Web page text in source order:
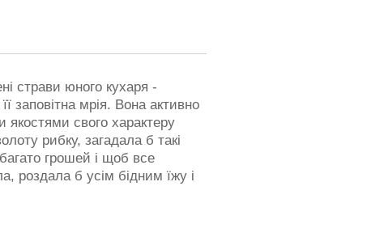
страви юного кухаря -
заповітна мрія. Вона активно
якостями свого характеру
рибку, загадала б такі
грошей і щоб все
роздала б усім бідним їжу і